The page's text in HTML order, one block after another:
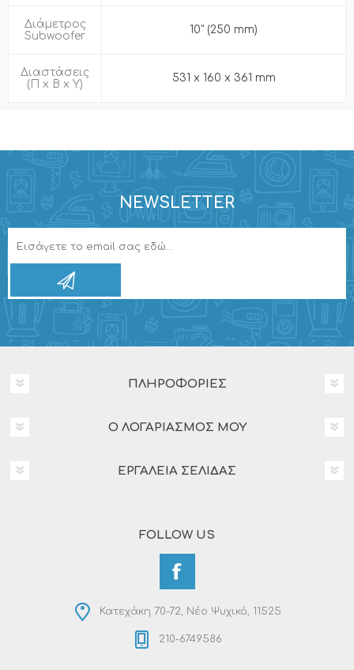
Διάμετρος
Subwoofer
10" (250 mm)
Διαστάσεις
(Π x Β x Υ)
531 x 160 x 361 mm
NEWSLETTER
ΠΛΗΡΟΦΟΡΊΕΣ
Ο ΛΟΓΑΡΙΑΣΜΌΣ ΜΟΥ
ΕΡΓΑΛΕΊΑ ΣΕΛΊΔΑΣ
FOLLOW US
Κατεχάκη 70-72, Νέο Ψυχικό, 11525
210-6749586